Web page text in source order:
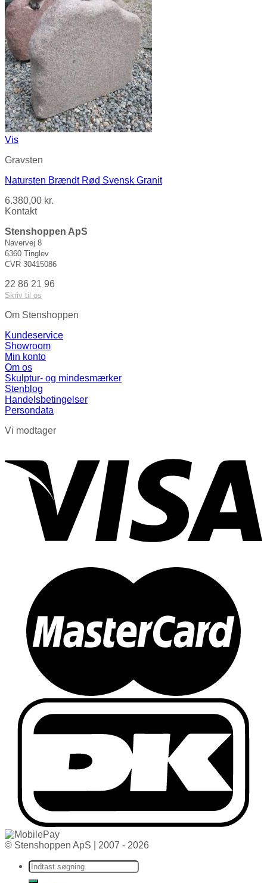
Vis
Gravsten
Natursten Brændt Rød Svensk Granit
6.380,00 kr.
Kontakt
Stenshoppen ApS
Navervej 8
6360 Tinglev
CVR 30415086
22 86 21 96
Skriv til os
Om Stenshoppen
Kundeservice
Showroom
Min konto
Om os
Skulptur- og mindesmærker
Stenblog
Handelsbetingelser
Persondata
Vi modtager
© Stenshoppen ApS | 2007 - 2026
Søg efter: